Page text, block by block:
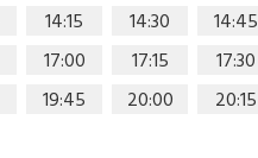
14:15 14:30 14:45
17:00 17:15 17:30
19:45 20:00 20:15